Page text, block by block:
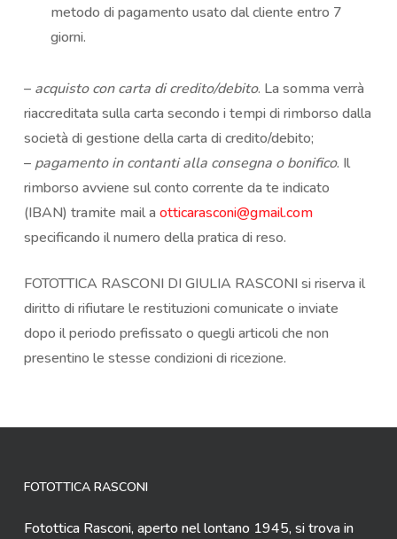
metodo di pagamento usato dal cliente entro 7
giorni.
– acquisto con carta di credito/debito. La somma verrà
riaccreditata sulla carta secondo i tempi di rimborso dalla
società di gestione della carta di credito/debito;
– pagamento in contanti alla consegna o bonifico. Il
rimborso avviene sul conto corrente da te indicato
(IBAN) tramite mail a otticarasconi@gmail.com
specificando il numero della pratica di reso.
FOTOTTICA RASCONI DI GIULIA RASCONI si riserva il
diritto di rifiutare le restituzioni comunicate o inviate
dopo il periodo prefissato o quegli articoli che non
presentino le stesse condizioni di ricezione.
FOTOTTICA RASCONI
Fotottica Rasconi, aperto nel lontano 1945, si trova in